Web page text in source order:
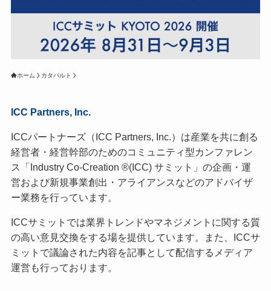
ホーム カタパルト
ICC Partners, Inc.
ICCパートナーズ（ICC Partners, Inc.）は産業を共に創る
経営者・経営幹部のためのコミュニティ型カンファレン
ス「Industry Co-Creation ®(ICC) サミット」の企画・運
営および新規事業創出・アライアンスなどのアドバイザ
ー業務を行っています。
ICCサミットでは業界トレンドやマネジメントに関する質
の高い意見交換をする場を提供しています。また、ICCサ
ミットで議論された内容を記事として配信するメディア
運営も行っております。